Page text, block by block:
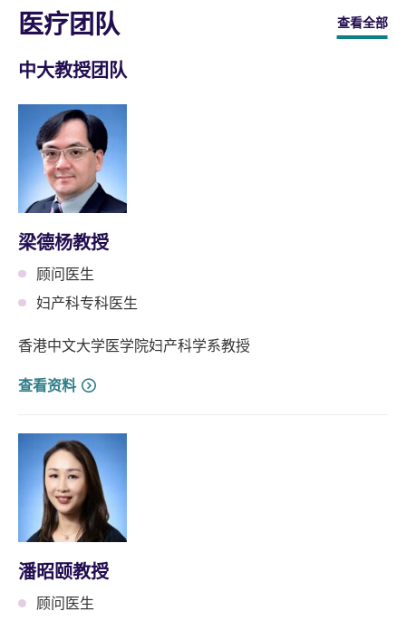
医疗团队 查看全部
中大教授团队
梁德杨教授
顾问医生
妇产科专科医生
香港中文大学医学院妇产科学系教授
查看资料
潘昭颐教授
顾问医生